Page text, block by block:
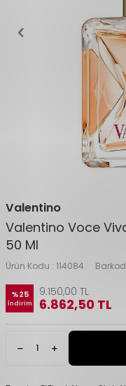
Valentino
Valentino Voce
50 Ml
Ürün Kodu : 114084
%25
İndirim
9.150,00 TL
6.862,50 TL